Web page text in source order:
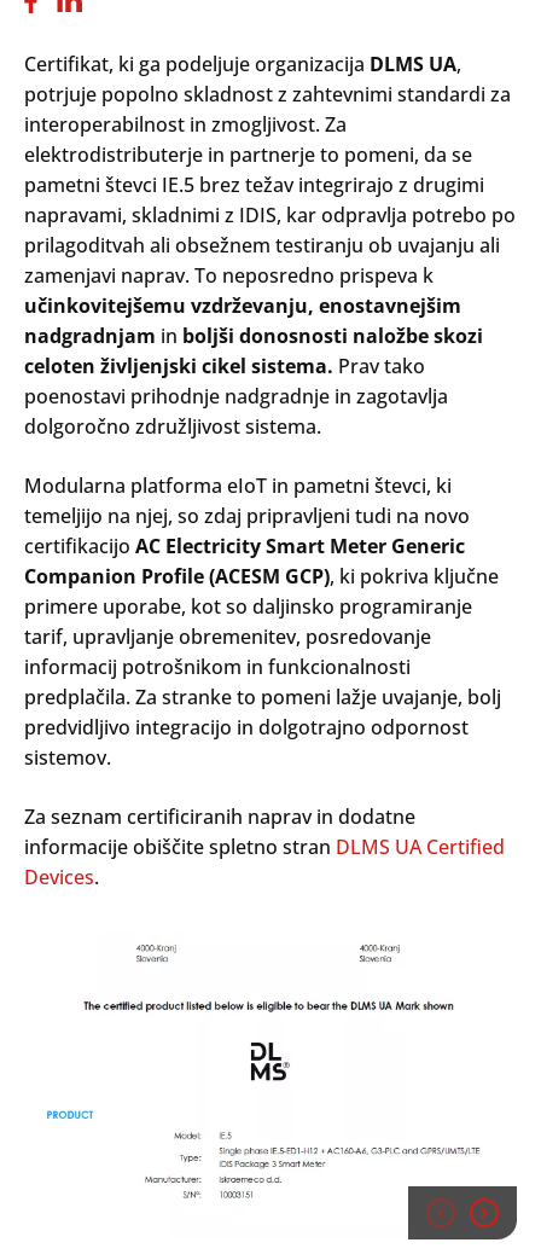
Certifikat, ki ga podeljuje organizacija DLMS UA,
potrjuje popolno skladnost z zahtevnimi standardi za
interoperabilnost in zmogljivost. Za
elektrodistributerje in partnerje to pomeni, da se
pametni števci IE.5 brez težav integrirajo z drugimi
napravami, skladnimi z IDIS, kar odpravlja potrebo po
prilagoditvah ali obsežnem testiranju ob uvajanju ali
zamenjavi naprav. To neposredno prispeva k
učinkovitejšemu vzdrževanju, enostavnejšim
nadgradnjam in boljši donosnosti naložbe skozi
celoten življenjski cikel sistema. Prav tako
poenostavi prihodnje nadgradnje in zagotavlja
dolgoročno združljivost sistema.
Modularna platforma eIoT in pametni števci, ki
temeljijo na njej, so zdaj pripravljeni tudi na novo
certifikacijo AC Electricity Smart Meter Generic
Companion Profile (ACESM GCP), ki pokriva ključne
primere uporabe, kot so daljinsko programiranje
tarif, upravljanje obremenitev, posredovanje
informacij potrošnikom in funkcionalnosti
predplačila. Za stranke to pomeni lažje uvajanje, bolj
predvidljivo integracijo in dolgotrajno odpornost
sistemov.
Za seznam certificiranih naprav in dodatne
informacije obiščite spletno stran DLMS UA Certified
Devices.